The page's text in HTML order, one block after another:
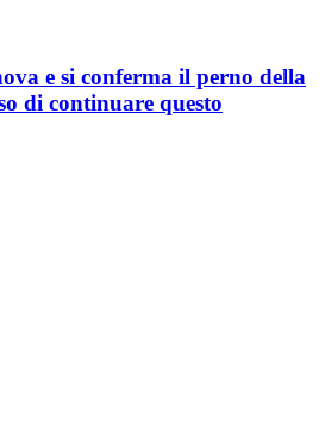
e si conferma il perno della
di continuare questo